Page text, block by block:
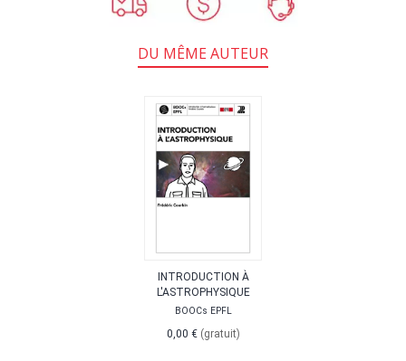
DU MÊME AUTEUR
INTRODUCTION À
L'ASTROPHYSIQUE
BOOCs EPFL
0,00 € (gratuit)